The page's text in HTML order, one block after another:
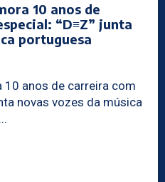
10 anos de
“D≡Z” junta
portuguesa
anos de carreira com
novas vozes da música